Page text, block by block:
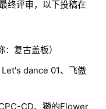
终评审，以下投稿在
复古盖板）
dance 01、飞傲
CD、獭的Flower